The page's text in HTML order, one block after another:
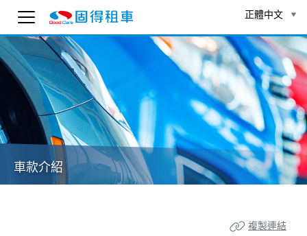
固得租車
線上 AI 客服
為了確保客服可以回覆您，請先輸入 Email。
To ensure you receive our customer service reply
as soon as possible, please enter your email
below.
送出
正體中文
車款介紹
複製連結